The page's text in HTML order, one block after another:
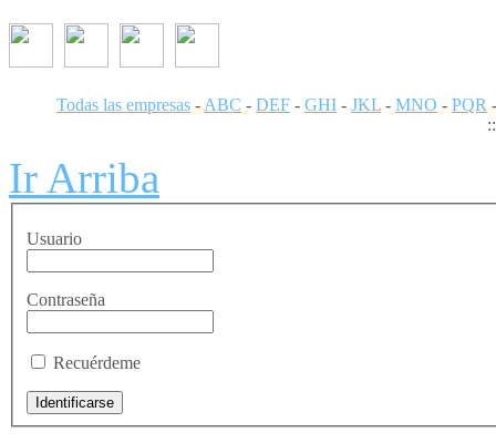
Todas las empresas - ABC - DEF - GHI - JKL - MNO - PQR
Ir Arriba
Usuario
Contraseña
Recuérdeme